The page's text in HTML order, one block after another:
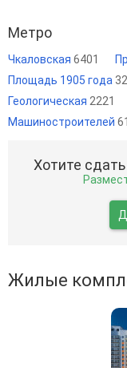
Метро
Чкаловская 6401
Площадь 1905 года
Геологическая 2221
Машиностроителей
Хотите
Жилые